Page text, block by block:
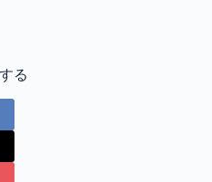
る